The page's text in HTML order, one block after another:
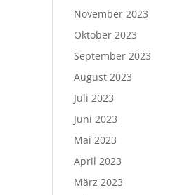
November 2023
Oktober 2023
September 2023
August 2023
Juli 2023
Juni 2023
Mai 2023
April 2023
März 2023